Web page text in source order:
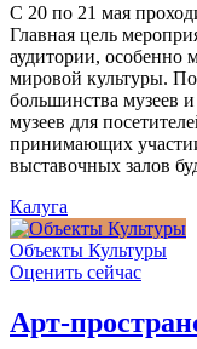
С 20 по 21 мая
Главная цель
аудитории, особенно
мировой культуры.
большинства музеев
музеев для
принимающих
выставочных залов
Калуга
Объекты Культуры
Оценить сейчас
Арт-